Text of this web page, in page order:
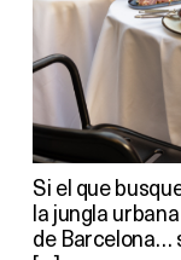
Si el que
la jungla
de Barcelona…